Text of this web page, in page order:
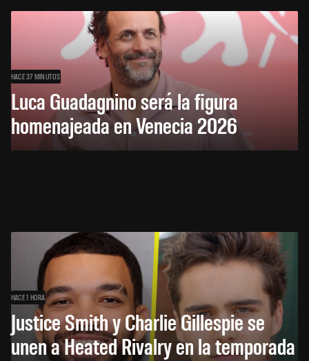
HACE 37 MINUTOS
Luca Guadagnino será la figura
homenajeada en Venecia 2026
HACE 1 HORA
Justice Smith y Charlie Gillespie se
unen a Heated Rivalry en la temporada